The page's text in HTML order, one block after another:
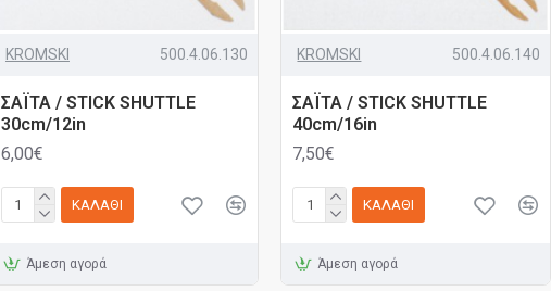
KROMSKI 500.4.06.130
ΣΑΪΤΑ / STICK SHUTTLE
30cm/12in
6,00€
ΚΑΛΆΘΙ
Άμεση αγορά
KROMSKI 500.4.06.140
ΣΑΪΤΑ / STICK SHUTTLE
40cm/16in
7,50€
ΚΑΛΆΘΙ
Άμεση αγορά